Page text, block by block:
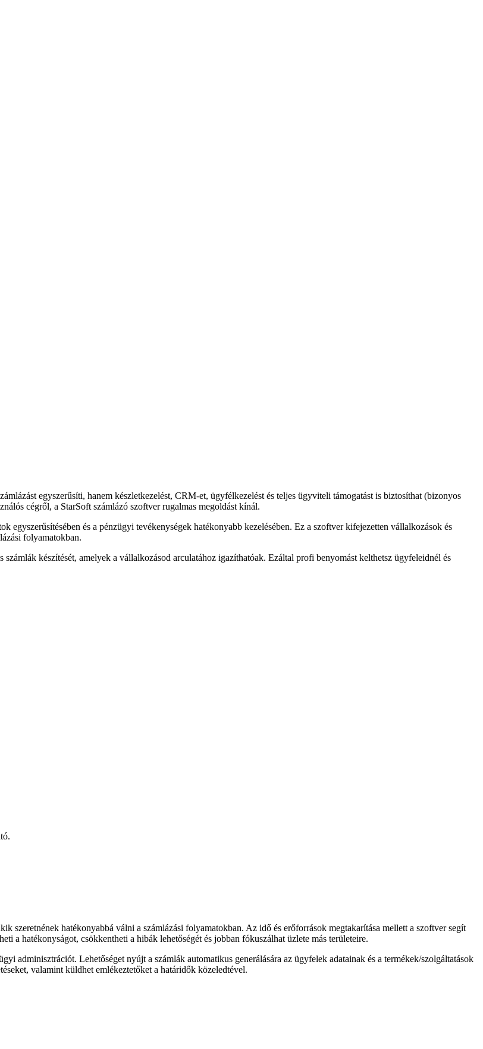
egyszerűsíti, hanem készletkezelést, CRM-et, ügyfélkezelést és teljes ügyviteli támogatást is biztosíthat (bizonyos
cégről, a StarSoft számlázó szoftver rugalmas megoldást kínál.
egyszerűsítésében és a pénzügyi tevékenységek hatékonyabb kezelésében. Ez a szoftver kifejezetten vállalkozások és
folyamatokban.
készítését, amelyek a vállalkozásod arculatához igazíthatóak. Ezáltal profi benyomást kelthetsz ügyfeleidnél és
szeretnének hatékonyabbá válni a számlázási folyamatokban. Az idő és erőforrások megtakarítása mellett a szoftver segít
a hatékonyságot, csökkentheti a hibák lehetőségét és jobban fókuszálhat üzlete más területeire.
adminisztrációt. Lehetőséget nyújt a számlák automatikus generálására az ügyfelek adatainak és a termékek/szolgáltatások
valamint küldhet emlékeztetőket a határidők közeledtével.